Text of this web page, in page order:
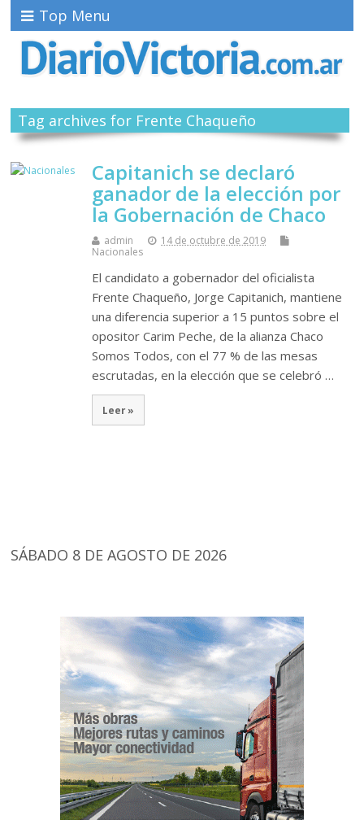
Top Menu
Tag archives for Frente Chaqueño
Capitanich se declaró
ganador de la elección por
la Gobernación de Chaco
admin
14 de octubre de 2019
Nacionales
El candidato a gobernador del oficialista
Frente Chaqueño, Jorge Capitanich, mantiene
una diferencia superior a 15 puntos sobre el
opositor Carim Peche, de la alianza Chaco
Somos Todos, con el 77 % de las mesas
escrutadas, en la elección que se celebró …
Leer »
SÁBADO 8 DE AGOSTO DE 2026